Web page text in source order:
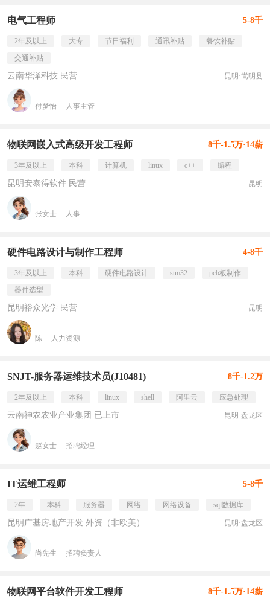
电气工程师 5-8千
2年及以上 大专 节日福利 通讯补贴
餐饮补贴
交通补贴
云南华泽科技 民营 昆明·嵩明县
付梦怡 人事主管
物联网嵌入式高级开发工程师 8千-1.5万·14薪
3年及以上 本科 计算机 linux c++ 编程
昆明安泰得软件 民营 昆明
张女士 人事
硬件电路设计与制作工程师 4-8千
3年及以上 本科 硬件电路设计 stm32
pcb板制作
器件选型
昆明裕众光学 民营 昆明
陈 人力资源
SNJT-服务器运维技术员(J10481) 8千-1.2万
2年及以上 本科 linux shell 阿里云 应急处理
云南神农农业产业集团 已上市 昆明·盘龙区
赵女士 招聘经理
IT运维工程师 5-8千
2年 本科 服务器 网络 网络设备 sql数据库
昆明广基房地产开发 外资（非欧美） 昆明·盘龙区
尚先生 招聘负责人
物联网平台软件开发工程师 8千-1.5万·14薪